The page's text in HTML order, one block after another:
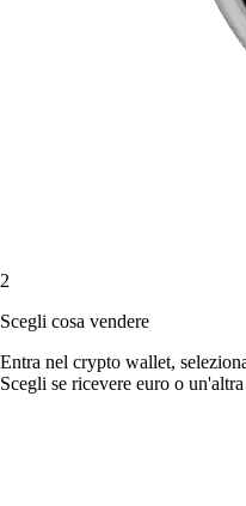
2
Scegli cosa vendere
Entra nel crypto wallet,
Scegli se ricevere euro o